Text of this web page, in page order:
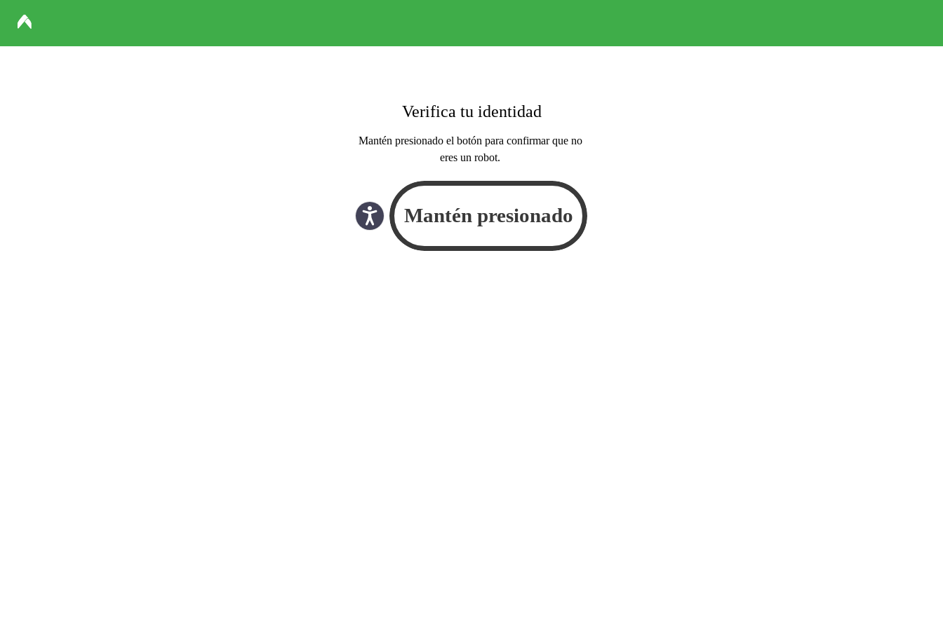
Verifica tu identidad
Mantén presionado el botón para confirmar que no
eres un robot.